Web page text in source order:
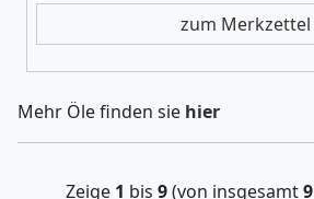
zum Merkzettel
Mehr Öle finden sie hier
Zeige 1 bis 9(von insgesamt9